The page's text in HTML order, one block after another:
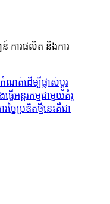
ន៍ ការផលិត និងការ
ណត់ដើម្បីផ្លាស់ប្តូរ
អន្តរកម្មជាមួយគំរូ
នៃប្រឌិត​ថ្មី​នេះ​គឺ​ជា​